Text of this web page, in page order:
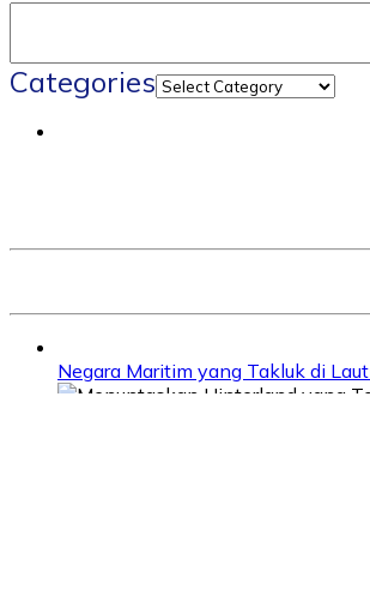
Categories
Negara Maritim yang Takluk di